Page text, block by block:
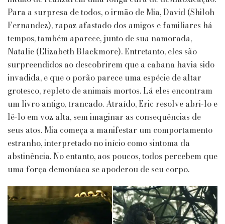
Para a surpresa de todos, o irmão de Mia, David (Shiloh
Fernandez), rapaz afastado dos amigos e familiares há
tempos, também aparece, junto de sua namorada,
Natalie (Elizabeth Blackmore). Entretanto, eles são
surpreendidos ao descobrirem que a cabana havia sido
invadida, e que o porão parece uma espécie de altar
grotesco, repleto de animais mortos. Lá eles encontram
um livro antigo, trancado. Atraído, Eric resolve abri-lo e
lê-lo em voz alta, sem imaginar as consequências de
seus atos. Mia começa a manifestar um comportamento
estranho, interpretado no início como sintoma da
abstinência. No entanto, aos poucos, todos percebem que
uma força demoníaca se apoderou de seu corpo.